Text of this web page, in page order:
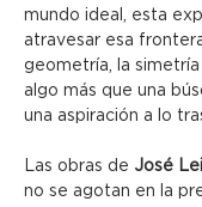
mundo ideal, esta
atravesar esa
geometría, la
algo más que una
una aspiración a lo
Las obras de José
no se agotan en la